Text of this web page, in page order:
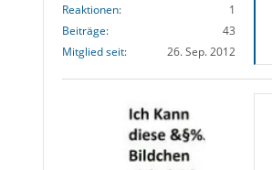
Reaktionen
1
Beiträge
43
Mitglied seit
26. Sep. 2012